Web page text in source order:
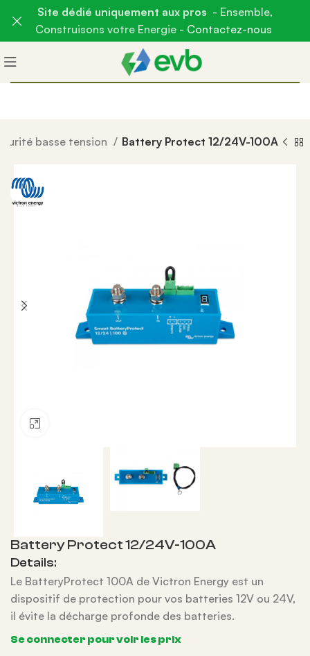
basse tension Battery Protect 12/24V-100A
Battery Protect 12/24V-100A
Details:
Le BatteryProtect 100A de Victron Energy est un
dispositif de protection pour vos batteries 12V ou 24V,
il évite la décharge profonde des batteries.
Se connecter pour voir les prix
Site dédié uniquement aux pros - Ensemble,
Construisons votre Energie - Contactez-nous